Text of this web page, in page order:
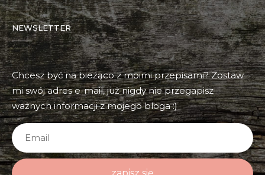
NEWSLETTER
Chcesz być na bieżąco z moimi przepisami? Zostaw
mi swój adres e-mail, już nigdy nie przegapisz
ważnych informacji z mojego bloga :)